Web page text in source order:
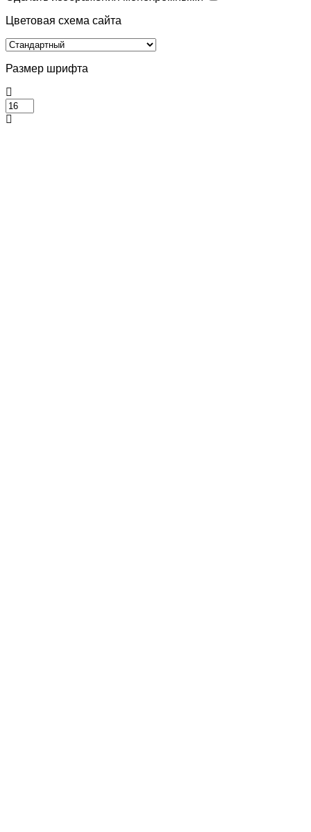
Цветовая схема сайта
Размер шрифта